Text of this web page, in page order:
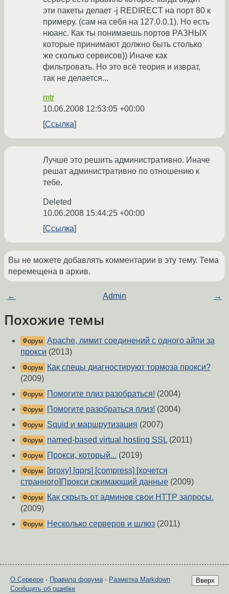
эти пакеты делает -j REDIRECT на порт 80 к
примеру. (сам на себя на 127.0.0.1). Но есть
нюанс. Как ты понимаешь портов РАЗНЫХ
которые принимают должно быть столько
же сколько сервисов)) Иначе как
фильтровать. Но это всё теория и изврат,
так не делается...
mtr
10.06.2008 12:53:05 +00:00
Ссылка
Лучше это решить административно. Иначе
решат административно по отношению к
тебе.
Deleted
10.06.2008 15:44:25 +00:00
Ссылка
Вы не можете добавлять комментарии в эту тему. Тема
перемещена в архив.
← Admin →
Похожие темы
Форум Apache, лимит соединений с одного айпи за
прокси (2013)
Форум
Как спецы диагностируют тормоза прокси?
(2009)
Форум Помогите плиз разобраться! (2004)
Форум Помогите разобраться плиз! (2004)
Форум Squid и маршрутизация (2007)
Форум named-based virtual hosting SSL (2011)
Форум Прокси, который... (2019)
Форум
[proxy] [gprs] [compress] [хочется
странного]Прокси сжимающий данные (2009)
Форум
Как скрыть от админов свои HTTP запросы.
(2009)
Форум Несколько серверов и шлюз (2011)
Вверх
О Сервере - Правила форума- Разметка Markdown
Сообщить об ошибке